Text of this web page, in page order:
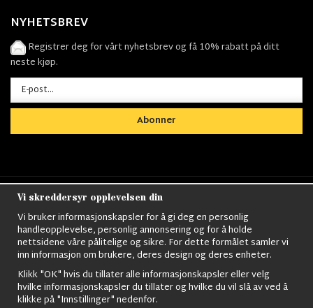
NYHETSBREV
Registrer deg for vårt nyhetsbrev og få 10% rabatt på ditt
neste kjøp.
Abonner
Nordens största utbud av
kläder,Militärtöverskott, Militärutrustning, Ordningsvakt
utrustning,väktarkläder,Militärbyxor,Militärjackor,M65
Jackor,Bomberjackor,Militärkängor,Militära Ryggsäckar,Vintage Army
kläder,Sjömanskläder,Paracord,Gasmask,Ghillie
Vi skreddersyr opplevelsen din
Vi bruker informasjonskapsler for å gi deg en personlig
handleopplevelse, personlig annonsering og for å holde
nettsidene våre pålitelige og sikre. For dette formålet samler vi
inn informasjon om brukere, deres design og deres enheter.
Klikk "OK" hvis du tillater alle informasjonskapsler eller velg
hvilke informasjonskapsler du tillater og hvilke du vil slå av ved å
klikke på "Innstillinger" nedenfor.